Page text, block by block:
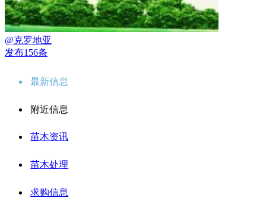
@克罗地亚
发布156条
最新信息
附近信息
苗木资讯
苗木处理
求购信息